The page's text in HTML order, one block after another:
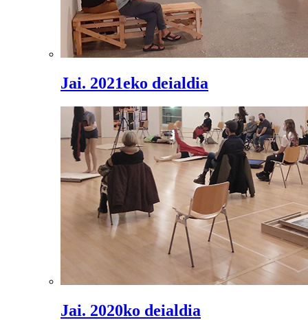
Jai. 2021eko deialdia
Jai. 2020ko deialdia